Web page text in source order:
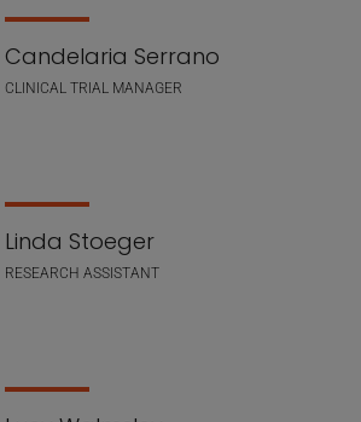
Candelaria Serrano
CLINICAL TRIAL MANAGER
Linda Stoeger
RESEARCH ASSISTANT